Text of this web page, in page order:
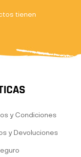
tienen
y Condiciones
y Devoluciones